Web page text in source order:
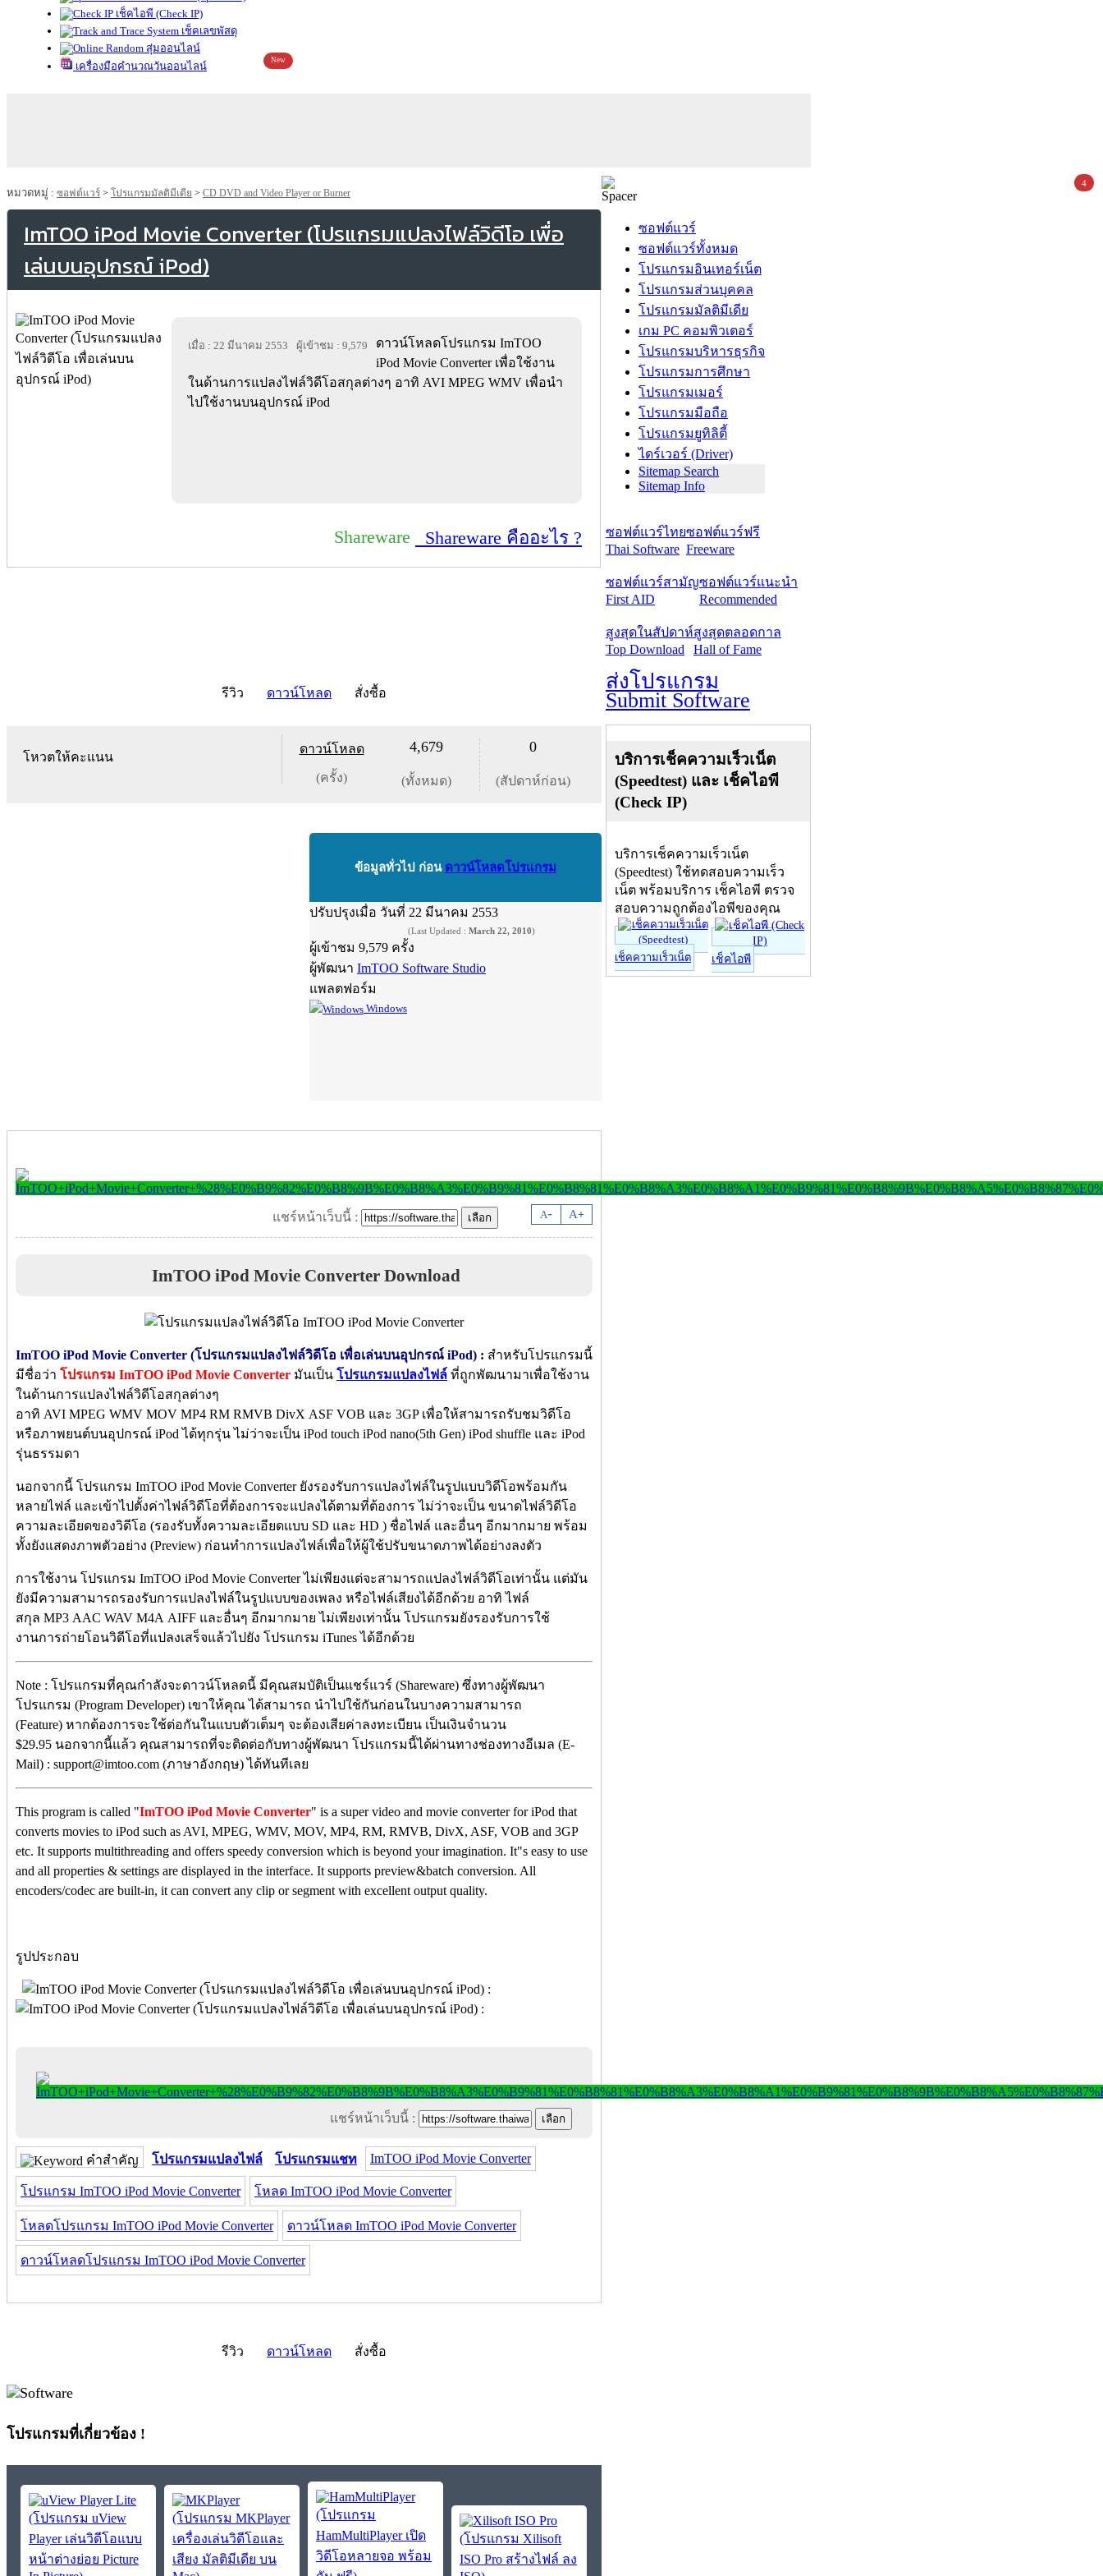
เช็คไอพี (Check IP)
เช็คเลขพัสดุ
สุ่มออนไลน์
เครื่องมือคำนวณวันออนไลน์
New
หมวดหมู่ : ซอฟต์แวร์ > โปรแกรมมัลติมีเดีย > CD DVD and Video Player or Burner
ImTOO iPod Movie Converter (โปรแกรมแปลงไฟล์วิดีโอ เพื่อ
เล่นบนอุปกรณ์ iPod)
เมื่อ : 22 มีนาคม 2553 ผู้เข้าชม : 9,579
ดาวน์โหลดโปรแกรม ImTOO
iPod Movie Converter เพื่อใช้งาน
ในด้านการแปลงไฟล์วิดีโอสกุลต่างๆ อาทิ AVI MPEG WMV เพื่อนำ
ไปใช้งานบนอุปกรณ์ iPod
Shareware Shareware คืออะไร ?
รีวิว ดาวน์โหลด สั่งซื้อ
โหวตให้คะแนน
ดาวน์โหลด
(ครั้ง)
4,679
(ทั้งหมด)
0
(สัปดาห์ก่อน)
ข้อมูลทั่วไป ก่อน ดาวน์โหลดโปรแกรม
ปรับปรุงเมื่อ วันที่ 22 มีนาคม 2553
(Last Updated : March 22, 2010)
ผู้เข้าชม 9,579 ครั้ง
ผู้พัฒนา ImTOO Software Studio
แพลตฟอร์ม
Windows
A- A+
แชร์หน้าเว็บนี้ :
ImTOO iPod Movie Converter Download
ImTOO iPod Movie Converter (โปรแกรมแปลงไฟล์วิดีโอ เพื่อเล่นบนอุปกรณ์ iPod) : สำหรับโปรแกรมนี้
มีชื่อว่า โปรแกรม ImTOO iPod Movie Converter มันเป็น โปรแกรมแปลงไฟล์ ที่ถูกพัฒนามาเพื่อใช้งาน
ในด้านการแปลงไฟล์วิดีโอสกุลต่างๆ
อาทิ AVI MPEG WMV MOV MP4 RM RMVB DivX ASF VOB และ 3GP เพื่อให้สามารถรับชมวิดีโอ
หรือภาพยนต์บนอุปกรณ์ iPod ได้ทุกรุ่น ไม่ว่าจะเป็น iPod touch iPod nano(5th Gen) iPod shuffle และ iPod
รุ่นธรรมดา
นอกจากนี้ โปรแกรม ImTOO iPod Movie Converter ยังรองรับการแปลงไฟล์ในรูปแบบวิดีโอพร้อมกัน
หลายไฟล์ และเข้าไปตั้งค่าไฟล์วิดีโอที่ต้องการจะแปลงได้ตามที่ต้องการ ไม่ว่าจะเป็น ขนาดไฟล์วิดีโอ
ความละเอียดของวิดีโอ (รองรับทั้งความละเอียดแบบ SD และ HD ) ชื่อไฟล์ และอื่นๆ อีกมากมาย พร้อม
ทั้งยังแสดงภาพตัวอย่าง (Preview) ก่อนทำการแปลงไฟล์เพื่อให้ผู้ใช้ปรับขนาดภาพได้อย่างลงตัว
การใช้งาน โปรแกรม ImTOO iPod Movie Converter ไม่เพียงแต่จะสามารถแปลงไฟล์วิดีโอเท่านั้น แต่มัน
ยังมีความสามารถรองรับการแปลงไฟล์ในรูปแบบของเพลง หรือไฟล์เสียงได้อีกด้วย อาทิ ไฟล์
สกุล MP3 AAC WAV M4A AIFF และอื่นๆ อีกมากมาย ไม่เพียงเท่านั้น โปรแกรมยังรองรับการใช้
งานการถ่ายโอนวิดีโอที่แปลงเสร็จแล้วไปยัง โปรแกรม iTunes ได้อีกด้วย
Note : โปรแกรมที่คุณกำลังจะดาวน์โหลดนี้ มีคุณสมบัติเป็นแชร์แวร์ (Shareware) ซึ่งทางผู้พัฒนา
โปรแกรม (Program Developer) เขาให้คุณ ได้สามารถ นำไปใช้กันก่อนในบางความสามารถ
(Feature) หากต้องการจะใช้ต่อกันในแบบตัวเต็มๆ จะต้องเสียค่าลงทะเบียน เป็นเงินจำนวน
$29.95 นอกจากนี้แล้ว คุณสามารถที่จะติดต่อกับทางผู้พัฒนา โปรแกรมนี้ได้ผ่านทางช่องทางอีเมล (E-
Mail) : support@imtoo.com (ภาษาอังกฤษ) ได้ทันทีเลย
This program is called "ImTOO iPod Movie Converter" is a super video and movie converter for iPod that
converts movies to iPod such as AVI, MPEG, WMV, MOV, MP4, RM, RMVB, DivX, ASF, VOB and 3GP
etc. It supports multithreading and offers speedy conversion which is beyond your imagination. It"s easy to use
and all properties & settings are displayed in the interface. It supports preview&batch conversion. All
encoders/codec are built-in, it can convert any clip or segment with excellent output quality.
รูปประกอบ
แชร์หน้าเว็บนี้ :
คำสำคัญ โปรแกรมแปลงไฟล์ โปรแกรมแชท ImTOO iPod Movie Converter
โปรแกรม ImTOO iPod Movie Converter โหลด ImTOO iPod Movie Converter
โหลดโปรแกรม ImTOO iPod Movie Converter ดาวน์โหลด ImTOO iPod Movie Converter
ดาวน์โหลดโปรแกรม ImTOO iPod Movie Converter
รีวิว ดาวน์โหลด สั่งซื้อ
โปรแกรมที่เกี่ยวข้อง !
ซอฟต์แวร์
ซอฟต์แวร์ทั้งหมด
โปรแกรมอินเทอร์เน็ต
โปรแกรมส่วนบุคคล
โปรแกรมมัลติมีเดีย
เกม PC คอมพิวเตอร์
โปรแกรมบริหารธุรกิจ
โปรแกรมการศึกษา
โปรแกรมเมอร์
โปรแกรมมือถือ
โปรแกรมยูทิลิตี้
ไดร์เวอร์ (Driver)
Sitemap Search
Sitemap Info
ซอฟต์แวร์ไทย
Thai Software
ซอฟต์แวร์ฟรี
Freeware
ซอฟต์แวร์สามัญ
First AID
ซอฟต์แวร์แนะนำ
Recommended
สูงสุดในสัปดาห์
Top Download
สูงสุดตลอดกาล
Hall of Fame
ส่งโปรแกรม
Submit Software
บริการเช็คความเร็วเน็ต
(Speedtest) และ เช็คไอพี
(Check IP)
บริการเช็คความเร็วเน็ต
(Speedtest) ใช้ทดสอบความเร็ว
เน็ต พร้อมบริการ เช็คไอพี ตรวจ
สอบความถูกต้องไอพีของคุณ
เช็คความเร็วเน็ต เช็คไอพี
4